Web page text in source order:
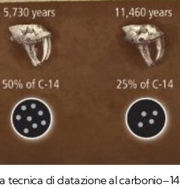
tecnica di datazione al carbonio–14